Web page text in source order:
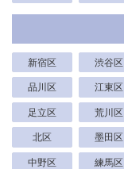
新宿区 渋谷区
品川区 江東区
足立区 荒川区
北区 墨田区
中野区 練馬区